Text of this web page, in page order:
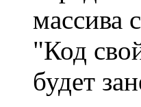
массива
"Код
будет